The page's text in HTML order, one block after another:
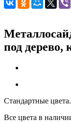
под
Стандартные цвета.
Все цвета в